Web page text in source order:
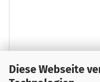
Diese Webseite